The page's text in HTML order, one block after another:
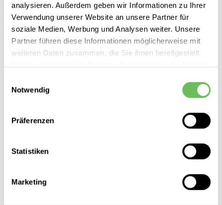
analysieren. Außerdem geben wir Informationen zu Ihrer
Verwendung unserer Website an unsere Partner für
soziale Medien, Werbung und Analysen weiter. Unsere
Partner führen diese Informationen möglicherweise mit
weiteren Daten zusammen, die Sie ihnen bereitgestellt
Notwendig
Präferenzen
Statistiken
Marketing